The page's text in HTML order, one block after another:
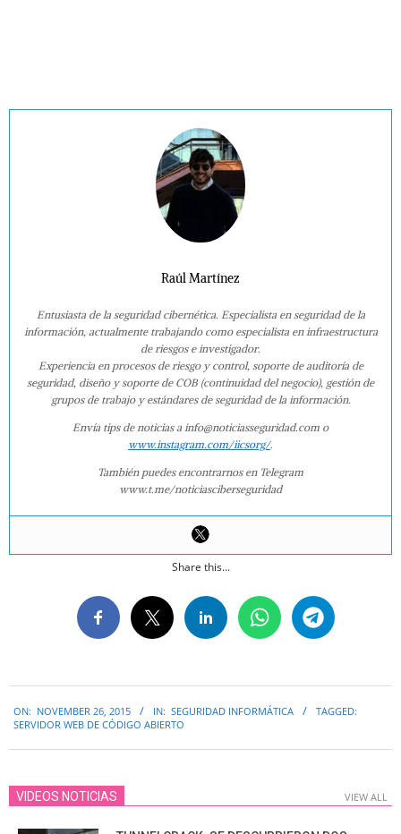
Raúl Martínez
Entusiasta de la seguridad cibernética. Especialista en seguridad de la
información, actualmente trabajando como especialista en infraestructura
de riesgos e investigador.
Experiencia en procesos de riesgo y control, soporte de auditoría de
seguridad, diseño y soporte de COB (continuidad del negocio), gestión de
grupos de trabajo y estándares de seguridad de la información.
Envía tips de noticias a info@noticiasseguridad.com o
www.instagram.com/iicsorg/.
También puedes encontrarnos en Telegram
www.t.me/noticiasciberseguridad
Share this...
11-
ON: NOVEMBER 26, 2015 IN: SEGURIDAD INFORMÁTICA
TAGGED:
SERVIDOR WEB DE CÓDIGO ABIERTO
VIDEOS NOTICIAS VIEW ALL